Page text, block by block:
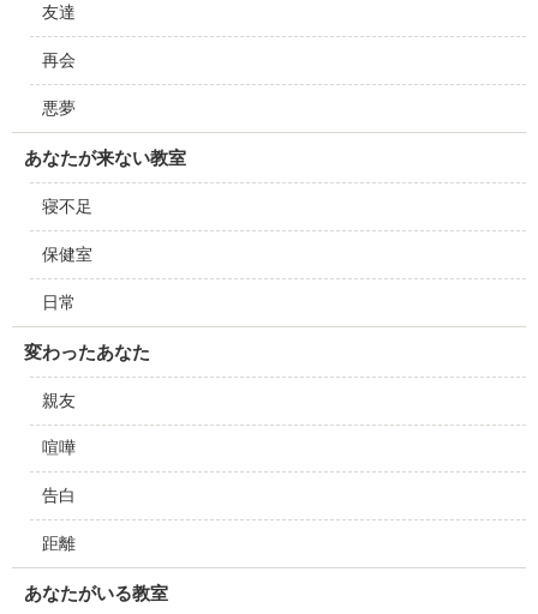
友達
再会
悪夢
あなたが来ない教室
寝不足
保健室
日常
変わったあなた
親友
喧嘩
告白
距離
あなたがいる教室